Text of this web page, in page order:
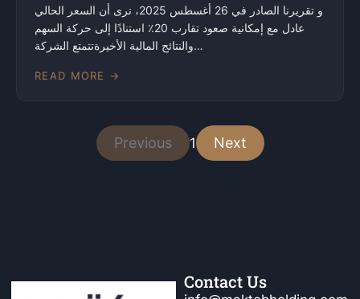
و تقريرنا الصادر في 26 أغسطس 2025، نرى أن السعر الحالي
عادل مع إمكانية صعود تقارب 20٪ استنادًا إلى حركة السهم
والنتائج المالية الأخيرةتتمتع الشركة…
READ MORE →
Previous 1 Next
Contact Us